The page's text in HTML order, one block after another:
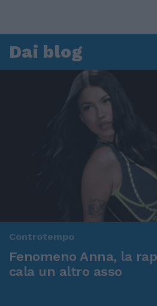
Dai blog
Controtempo
Fenomeno Anna, la
cala un altro asso